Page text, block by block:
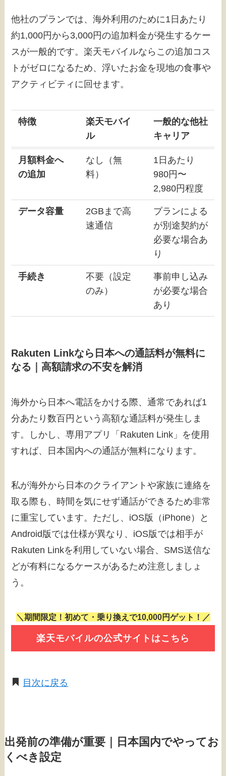
他社のプランでは、海外利用のために1日あたり
約1,000円から3,000円の追加料金が発生するケー
スが一般的です。楽天モバイルならこの追加コス
トがゼロになるため、浮いたお金を現地の食事や
アクティビティに回せます。
特徴
楽天モバイ
ル
一般的な他社
キャリア
月額料金へ
の追加
なし（無
料）
1日あたり
980円〜
2,980円程度
データ容量
2GBまで高
速通信
プランによる
が別途契約が
必要な場合あ
り
手続き
不要（設定
のみ）
事前申し込み
が必要な場合
あり
Rakuten Linkなら日本への通話料が無料に
なる｜高額請求の不安を解消
海外から日本へ電話をかける際、通常であれば1
分あたり数百円という高額な通話料が発生しま
す。しかし、専用アプリ「Rakuten Link」を使用
すれば、日本国内への通話が無料になります。
私が海外から日本のクライアントや家族に連絡を
取る際も、時間を気にせず通話ができるため非常
に重宝しています。ただし、iOS版（iPhone）と
Android版では仕様が異なり、iOS版では相手が
Rakuten Linkを利用していない場合、SMS送信な
どが有料になるケースがあるため注意しましょ
う。
＼期間限定！初めて・乗り換えで10,000円ゲット！／
楽天モバイルの公式サイトはこちら
目次に戻る
出発前の準備が重要｜日本国内でやってお
くべき設定